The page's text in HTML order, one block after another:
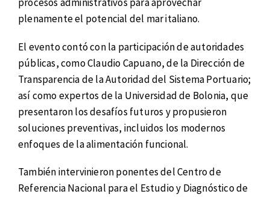
plenamente el potencial del mar italiano.
El evento contó con la participación de autoridades
públicas, como Claudio Capuano, de la Dirección de
Transparencia de la Autoridad del Sistema Portuario;
así como expertos de la Universidad de Bolonia, que
presentaron los desafíos futuros y propusieron
soluciones preventivas, incluidos los modernos
enfoques de la alimentación funcional.
También intervinieron ponentes del Centro de
Referencia Nacional para el Estudio y Diagnóstico de